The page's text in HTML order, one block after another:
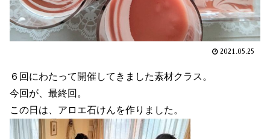
2021.05.25
６回にわたって開催してきました素材クラス。
今回が、最終回。
この日は、アロエ石けんを作りました。